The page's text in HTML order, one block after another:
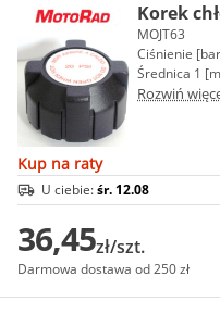
Korek
MOJT63
Ciśnienie
Średnica 1
Rozwiń
Kup na raty
U ciebie:śr. 12.08
36,45zł/szt.
Darmowa dostawa od 250 zł